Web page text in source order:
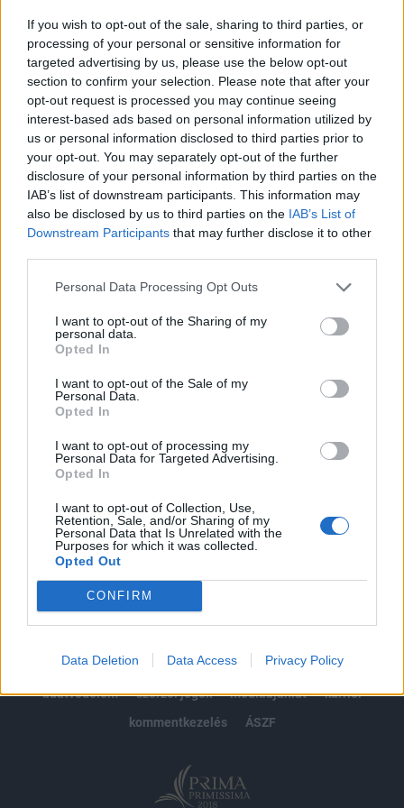
If you wish to opt-out of the sale, sharing to third parties, or
processing of your personal or sensitive information for
targeted advertising by us, please use the below opt-out
section to confirm your selection. Please note that after your
opt-out request is processed you may continue seeing
interest-based ads based on personal information utilized by
us or personal information disclosed to third parties prior to
your opt-out. You may separately opt-out of the further
disclosure of your personal information by third parties on the
IAB’s list of downstream participants. This information may
also be disclosed by us to third parties on the IAB’s List of
Downstream Participants that may further disclose it to other
Personal Data Processing Opt Outs
I want to opt-out of the Sharing of my
personal data.
Opted In
I want to opt-out of the Sale of my
Personal Data.
Opted In
I want to opt-out of processing my
Personal Data for Targeted Advertising.
Opted In
I want to opt-out of Collection, Use,
Retention, Sale, and/or Sharing of my
Personal Data that Is Unrelated with the
Purposes for which it was collected.
Opted Out
CONFIRM
Data Deletion Data Access Privacy Policy
Portfolio Investment Day 2026Október 21-én jön a Portfolio
Investment Day 2026, ahol a piac vezető szakértőivel
keressük a választ a befektetőket leginkább foglalkoztató
kérdésekre. Meddig tarthat az AI-rali, kik lehetnek a
következő évek nyertesei, mire számíthatunk a részvény-,
kötvény-, nyersanyag- és kriptopiacokon, és hogyan
érdemes portfóliót építeni egy gyorsan változó...
KEDVES OLVASÓNK!
A keresett cikk a portfolio.hu hírarchívumához
tartozik, melynek olvasása előfizetéses
regisztrációhoz kötött.
Az előfizetés a következőket tartalmazza:
Portfolio.hu teljes cikkarchívum
Kötéslisták: BÉT elmúlt 2 év napon belüli
kötéslistái
impresszum
jogi nyilatkozat
süti beállítások
adatvédelem
szerzői jogok médiaajánlat
karrier
kommentkezelés
ÁSZF